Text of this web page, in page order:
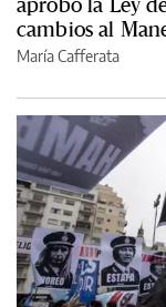
cambios al
María Cafferata